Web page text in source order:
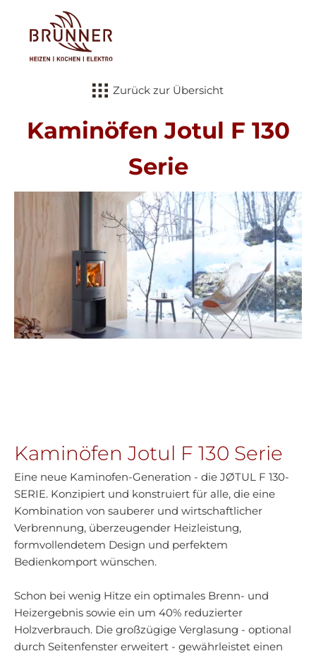
Zurück zur Übersicht
Kaminöfen Jotul F 130
Serie
Kaminöfen Jotul F 130 Serie
Eine neue Kaminofen-Generation - die JØTUL F 130-
SERIE. Konzipiert und konstruiert für alle, die eine
Kombination von sauberer und wirtschaftlicher
Verbrennung, überzeugender Heizleistung,
formvollendetem Design und perfektem
Bedienkomport wünschen.
Schon bei wenig Hitze ein optimales Brenn- und
Heizergebnis sowie ein um 40% reduzierter
Holzverbrauch. Die großzügige Verglasung - optional
durch Seitenfenster erweitert - gewährleistet einen